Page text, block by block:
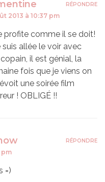
2013 à 10:37 pm
profite comme il se doit!
suis allée le voir avec
il est génial, la
fois que je viens on
une soirée film
! OBLIGÉ !!
RÉPONDRE
pm
=)
RÉPONDRE